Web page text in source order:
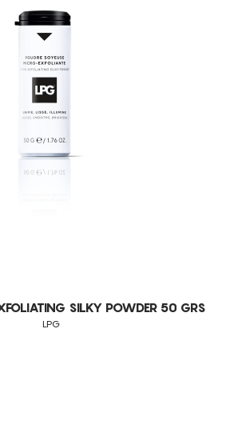
SILKY POWDER 50 GRS
LPG